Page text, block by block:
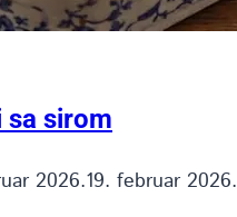
sa sirom
2026.19. februar 2026.